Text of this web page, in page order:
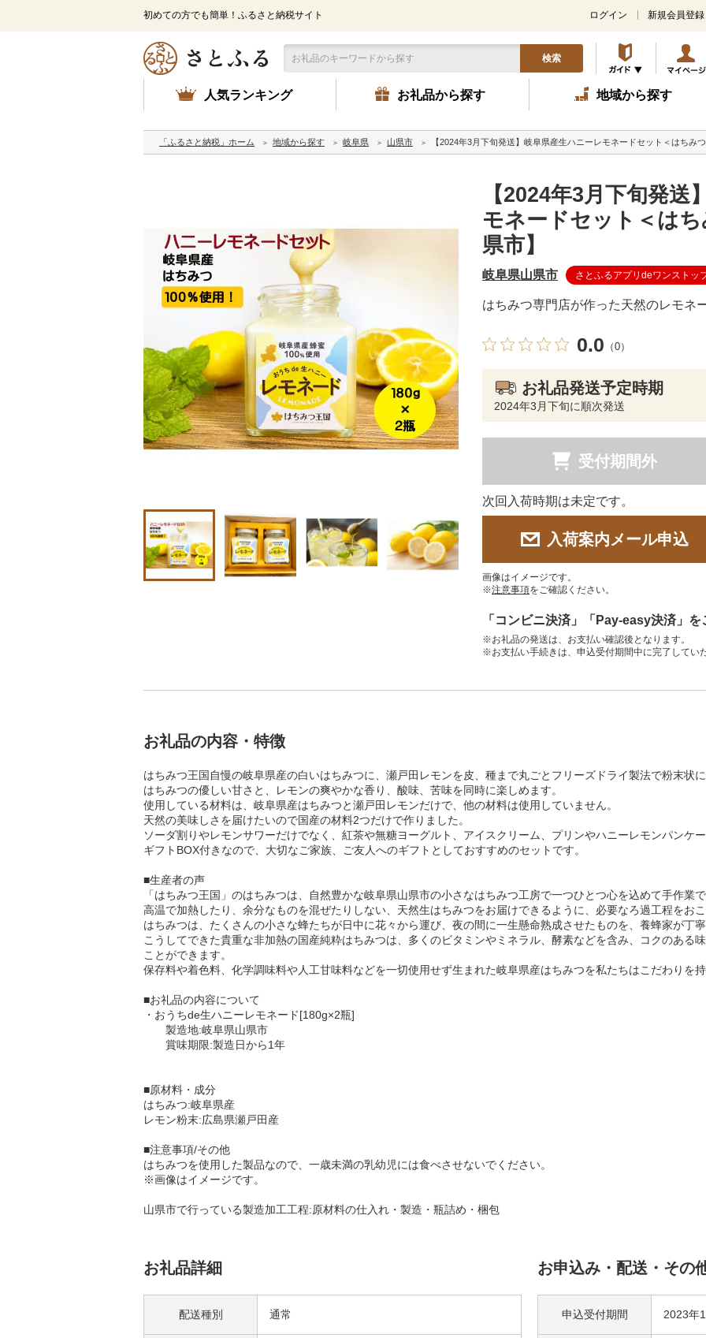
初めての方でも簡単！ふるさと納税サイト ログイン 新規会員登録
検索
人気ランキング お礼品から探す 地域から探す
「ふるさと納税」ホーム 地域から探す 岐阜県 山県市 【2024年3月下旬発送】岐阜県産生ハニーレモネードセット＜はちみ
【2024年3月下旬発送
モネードセット＜は
県市】
岐阜県山県市 さとふるアプリdeワンストッ
はちみつ専門店が作った天然のレモネ
0.0 （0）
お礼品発送予定時期
2024年3月下旬に順次発送
受付期間外
次回入荷時期は未定です。
入荷案内メール申込
画像はイメージです。
※注意事項をご確認ください。
「コンビニ決済」「Pay-easy決済」
※お礼品の発送は、お支払い確認後となります。
※お支払い手続きは、申込受付期間中に完了してい
お礼品の内容・特徴
はちみつ王国自慢の岐阜県産の白いはちみつに、瀬戸田レモンを皮、種まで丸ごとフリーズドライ製法で粉末状
はちみつの優しい甘さと、レモンの爽やかな香り、酸味、苦味を同時に楽しめます。
使用している材料は、岐阜県産はちみつと瀬戸田レモンだけで、他の材料は使用していません。
天然の美味しさを届けたいので国産の材料2つだけで作りました。
ソーダ割りやレモンサワーだけでなく、紅茶や無糖ヨーグルト、アイスクリーム、プリンやハニーレモンパンケ
ギフトBOX付きなので、大切なご家族、ご友人へのギフトとしておすすめのセットです。
■生産者の声
「はちみつ王国」のはちみつは、自然豊かな岐阜県山県市の小さなはちみつ工房で一つひとつ心を込めて手作業で
高温で加熱したり、余分なものを混ぜたりしない、天然生はちみつをお届けできるように、必要なろ過工程をおこ
はちみつは、たくさんの小さな蜂たちが日中に花々から運び、夜の間に一生懸命熟成させたものを、養蜂家が丁
こうしてできた貴重な非加熱の国産純粋はちみつは、多くのビタミンやミネラル、酵素などを含み、コクのある
ことができます。
保存料や着色料、化学調味料や人工甘味料などを一切使用せず生まれた岐阜県産はちみつを私たちはこだわりを持
■お礼品の内容について
・おうちde生ハニーレモネード[180g×2瓶]
製造地:岐阜県山県市
賞味期限:製造日から1年
■原材料・成分
はちみつ:岐阜県産
レモン粉末:広島県瀬戸田産
■注意事項/その他
はちみつを使用した製品なので、一歳未満の乳幼児には食べさせないでください。
※画像はイメージです。
山県市で行っている製造加工工程:原材料の仕入れ・製造・瓶詰め・梱包
お礼品詳細
配送種別 通常
お申込み・配送・その
申込受付期間 2023年